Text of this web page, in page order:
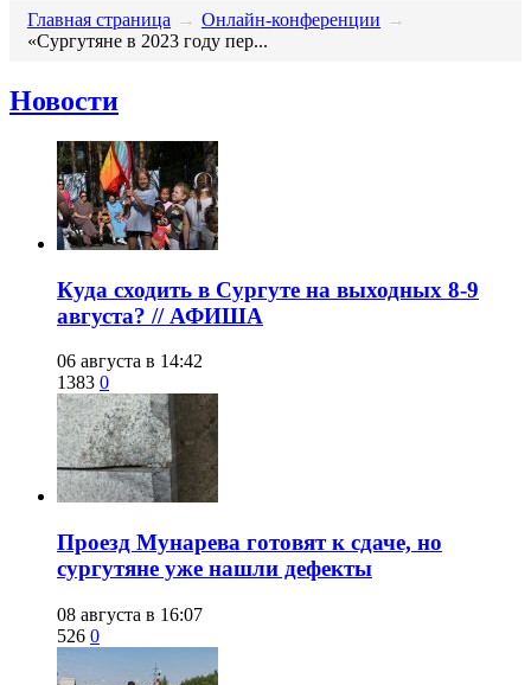
Главная страница → Онлайн-конференции →
«Сургутяне в 2023 году пер...
Новости
​Куда сходить в Сургуте на выходных 8-9
августа? // АФИША
06 августа в 14:42
1383 0
​Проезд Мунарева готовят к сдаче, но
сургутяне уже нашли дефекты
08 августа в 16:07
526 0